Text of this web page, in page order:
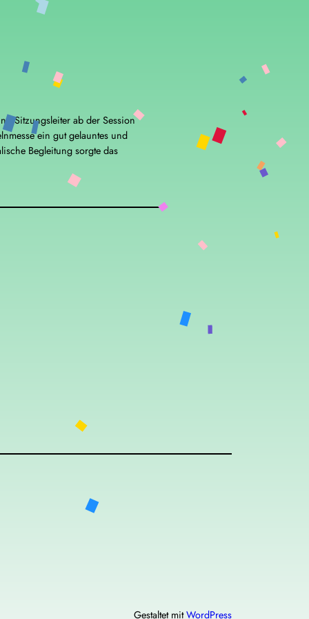
Sitzungsleiter ab der Session
ein gut gelauntes und
Begleitung sorgte das
Gestaltet mitWordPress